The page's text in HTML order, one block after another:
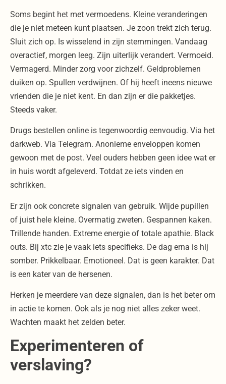
Soms begint het met vermoedens. Kleine veranderingen
die je niet meteen kunt plaatsen. Je zoon trekt zich terug.
Sluit zich op. Is wisselend in zijn stemmingen. Vandaag
overactief, morgen leeg. Zijn uiterlijk verandert. Vermoeid.
Vermagerd. Minder zorg voor zichzelf. Geldproblemen
duiken op. Spullen verdwijnen. Of hij heeft ineens nieuwe
vrienden die je niet kent. En dan zijn er die pakketjes.
Steeds vaker.
Drugs bestellen online is tegenwoordig eenvoudig. Via het
darkweb. Via Telegram. Anonieme enveloppen komen
gewoon met de post. Veel ouders hebben geen idee wat er
in huis wordt afgeleverd. Totdat ze iets vinden en
schrikken.
Er zijn ook concrete signalen van gebruik. Wijde pupillen
of juist hele kleine. Overmatig zweten. Gespannen kaken.
Trillende handen. Extreme energie of totale apathie. Black
outs. Bij xtc zie je vaak iets specifieks. De dag erna is hij
somber. Prikkelbaar. Emotioneel. Dat is geen karakter. Dat
is een kater van de hersenen.
Herken je meerdere van deze signalen, dan is het beter om
in actie te komen. Ook als je nog niet alles zeker weet.
Wachten maakt het zelden beter.
Experimenteren of
verslaving?